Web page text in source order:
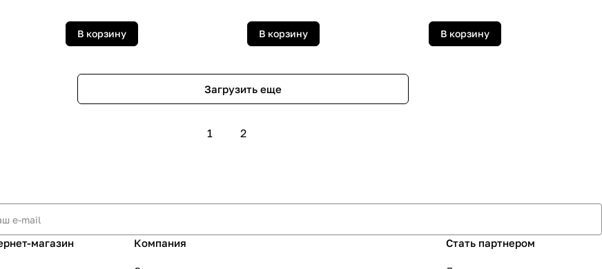
В корзину В корзину В корзину
Загрузить еще
1 2
магазин Компания Стать партнером